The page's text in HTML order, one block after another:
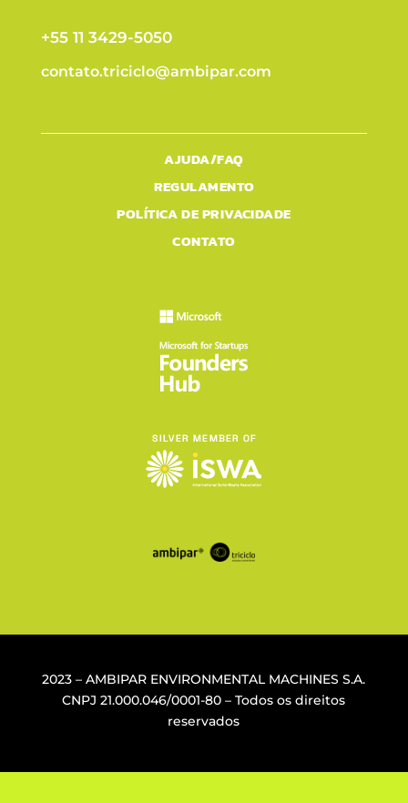
+55 11 3429-5050
contato.triciclo@ambipar.com
AJUDA/FAQ
REGULAMENTO
POLÍTICA DE PRIVACIDADE
CONTATO
2023 – AMBIPAR ENVIRONMENTAL MACHINES S.A.
CNPJ21.000.046/0001-80 – Todos os direitos
reservados